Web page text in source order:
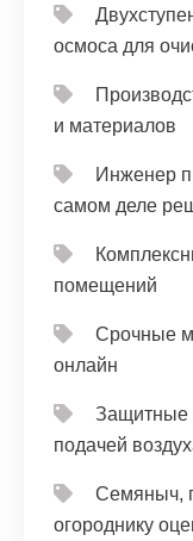
осмоса для
и материалов
Инженер
самом деле
помещений
Срочные
онлайн
Защитные
подачей
Семяныч,
огороднику